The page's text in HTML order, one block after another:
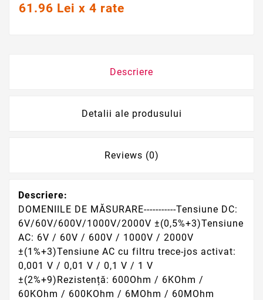
61.96 Lei x 4 rate
Descriere
Detalii ale produsului
Reviews (0)
Descriere:
DOMENIILE DE MĂSURARE-----------Tensiune DC:
6V/60V/600V/1000V/2000V ±(0,5%+3)Tensiune
AC: 6V / 60V / 600V / 1000V / 2000V
±(1%+3)Tensiune AC cu filtru trece-jos activat:
0,001 V / 0,01 V / 0,1 V / 1 V
±(2%+9)Rezistență: 600Ohm / 6KOhm /
60KOhm / 600KOhm / 6MOhm / 60MOhm